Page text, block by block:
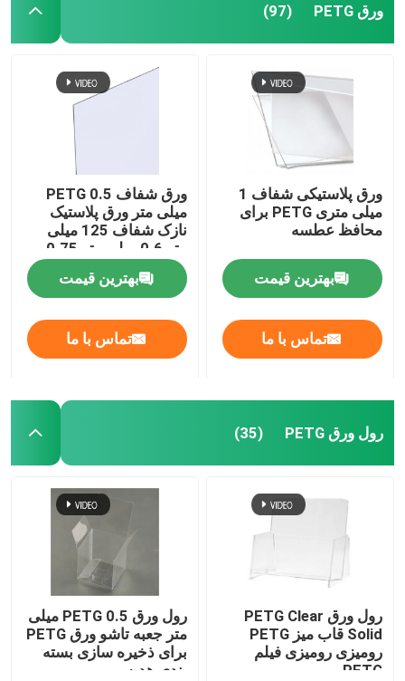
ورق PETG (97)
ورق پلاستیکی شفاف 1
میلی متری PETG برای
محافظ عطسه
بهترین قیمت
تماس با ما
ورق شفاف PETG 0.5
میلی متر ورق پلاستیک
نازک شفاف 125 میلی
متر 0.6 میلی متر 0.75
میلی متر 0.8 میلی متر 1
میلی متربهترین قیمت
تماس با ما
رول ورق PETG (35)
رول ورق PETG Clear
Solid قاب میز PETG
رومیزی رومیزی فیلم
PETG
رول ورق PETG 0.5 میلی
متر جعبه تاشو ورق PETG
برای ذخیره سازی بسته
بندی هدیه